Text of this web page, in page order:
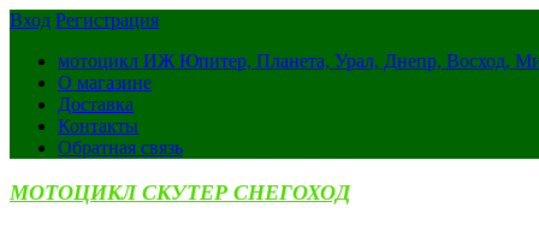
Вход Регистрация
мотоцикл ИЖ Юпитер, Планета, Урал, Днепр, Восход,
О магазине
Доставка
Контакты
Обратная связь
МОТОЦИКЛ СКУТЕР СНЕГОХОД